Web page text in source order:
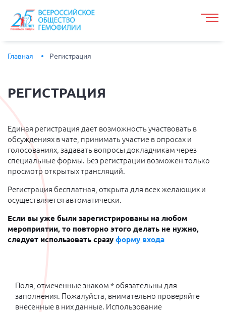
Главная Регистрация
РЕГИСТРАЦИЯ
Единая регистрация дает возможность участвовать в
обсуждениях в чате, принимать участие в опросах и
голосованиях, задавать вопросы докладчикам через
специальные формы. Без регистрации возможен только
просмотр открытых трансляций.
Регистрация бесплатная, открыта для всех желающих и
осуществляется автоматически.
Если вы уже были зарегистрированы на любом
мероприятии, то повторно этого делать не нужно,
следует использовать сразу форму входа
Поля, отмеченные знаком * обязательны для
заполнения. Пожалуйста, внимательно проверяйте
внесенные в них данные. Использование